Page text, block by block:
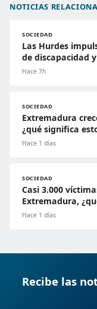
NOTICIAS
SOCIEDAD
Las Hurdes
de discapacidad
Hace 7h
SOCIEDAD
Extremadura
¿qué significa
Hace 1 días
SOCIEDAD
Casi 3.000
Extremadura,
Hace 1 días
Recibe las